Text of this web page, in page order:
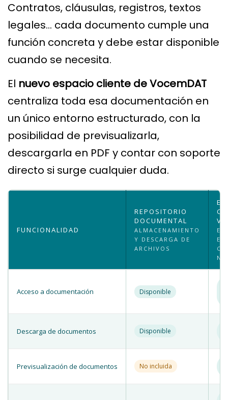
Contratos, cláusulas, registros, textos
legales… cada documento cumple una
función concreta y debe estar disponible
cuando se necesita.
El nuevo espacio cliente de VocemDAT
centraliza toda esa documentación en
un único entorno estructurado, con la
posibilidad de previsualizarla,
descargarla en PDF y contar con soporte
directo si surge cualquier duda.
FUNCIONALIDAD
REPOSITORIO
DOCUMENTAL
ALMACENAMIENTO
Y DESCARGA DE
ARCHIVOS
EN
Acceso a documentación Disponible
Descarga de documentos Disponible
Previsualización de documentos No incluida